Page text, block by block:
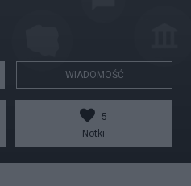
WIADOMOŚĆ
5
Notki